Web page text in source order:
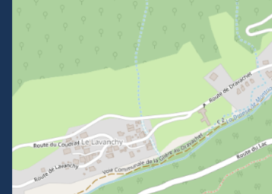
Morzine Avoriaz
+33 (0)4 50 74 72 72
26 Place du Baraty, Morzine, 74110
Contact